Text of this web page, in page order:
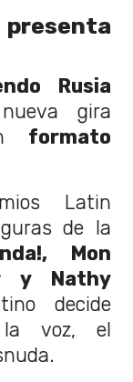
Rusia
gira
formato
Latin
de la
Mon
y Nathy
decide
la voz, el